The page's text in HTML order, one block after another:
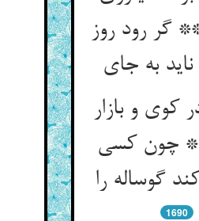
گر رود روز
به جای‏
کوی و بازار
چون کسی
گوساله را
1690